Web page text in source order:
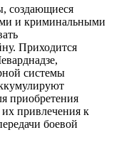
создающиеся
и криминальными
Приходится
системы
приобретения
привлечения к
боевой